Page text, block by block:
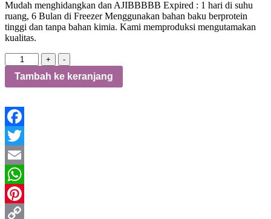
Mudah menghidangkan dan AJIBBBBB Expired : 1 hari di suhu
ruang, 6 Bulan di Freezer Menggunakan bahan baku berprotein
tinggi dan tanpa bahan kimia. Kami memproduksi mengutamakan
kualitas.
+
Kuantitas
KA
NUNG
ASIDAH
-
Tambah ke keranjang
Facebook
Twitter
Email
WhatsApp
Pinterest